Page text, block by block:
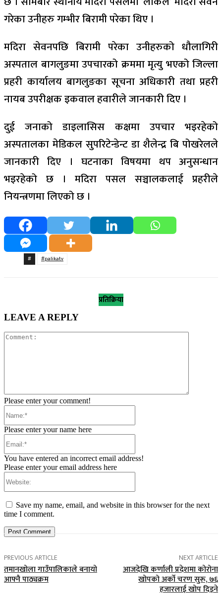
गरेका उनीहरु गम्भीर बिरामी परेका थिए ।
मदिरा सेवनपछि बिरामी परेका उनीहरुको धौलागिरी
अस्पताल बागलुङमा उपचारको क्रममा मृत्यु भएको जिल्ला
प्रहरी कार्यालय बागलुङका सूचना अधिकारी तथा प्रहरी
नायब उपरीक्षक इकवाल हवारीले जानकारी दिए ।
दुई जनाको डाइलासिस कक्षमा उपचार भइरहेको
अस्पतालका मेडिकल सुपरिटेन्डेन्ट डा शैलेन्द्र बि पोखरेलले
जानकारी दिए । घटनाका विषयमा थप अनुसन्धान
भइरहेको छ । मदिरा पसल सञ्चालकलाई प्रहरीले
नियन्त्रणमा लिएको छ ।
# #palikatv
प्रतिक्रिया
LEAVE A REPLY
Please enter your comment!
Please enter your name here
You have entered an incorrect email address!
Please enter your email address here
Save my name, email, and website in this browser for the next
time I comment.
PREVIOUS ARTICLE
तमानखोला गाउँपालिकाले बनायो
आफ्नै पाठ्यक्रम
NEXT ARTICLE
आजदेखि कर्णाली प्रदेशमा कोरोना
खोपको अर्को चरण सुरू, ७६
हजारलाई खोप दिइने